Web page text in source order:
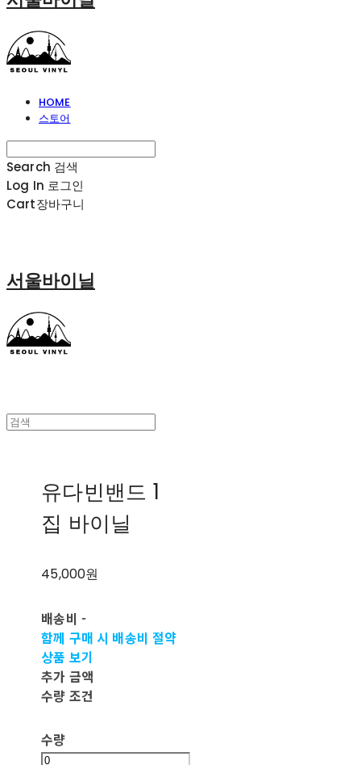
HOME
스토어
Search 검색
Log In 로그인
Cart장바구니
서울바이닐
유다빈밴드 1
집 바이닐
45,000원
배송비 -
함께 구매 시 배송비 절약
상품 보기
추가 금액
수량 조건
수량